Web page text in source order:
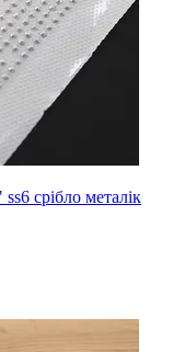
срібло металік